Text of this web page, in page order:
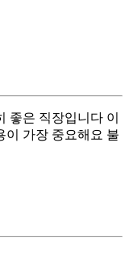
좋은 직장입니다 이
이 가장 중요해요 불